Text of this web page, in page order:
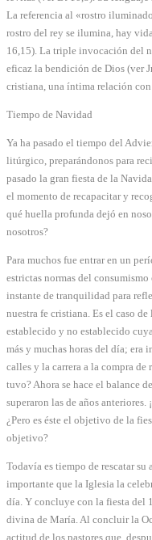
La referencia al «rostro
rostro del rey se ilumina, hay
16,15). La triple invocación del
eficaz la bendición de Dios (ver
cristiana, una íntima relación
Tiempo de Navidad
Ya ha pasado el tiempo del
litúrgico, preparándonos para
pasado la gran fiesta de la
el momento de recapacitar y
qué huella profunda dejó en
nosotros?
Para muchos fue entrar en un
estrictas normas del
instante de tranquilidad para
nuestra fe cristiana. Es el caso
establecido y no establecido
más y muchas horas del día; era
calles y la carrera a la compra de
tuvo? Ahora se hace el balance
superaron las de años
¿Pero es éste el objetivo de la
objetivo?
Todavía es tiempo de rescatar
importante que la Iglesia la
día. Y concluye con la fiesta del
divina de María. Al concluir la
actitud de los pastores que,